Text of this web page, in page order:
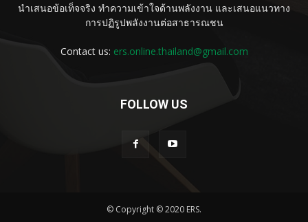
นำเสนอข้อเท็จจริง ทำความเข้าใจด้านพลังงาน และเสนอแนวทาง
การปฏิรูปพลังงานต่อสาธารณชน
Contact us: ers.online.thailand@gmail.com
FOLLOW US
© Copyright © 2020 ERS.